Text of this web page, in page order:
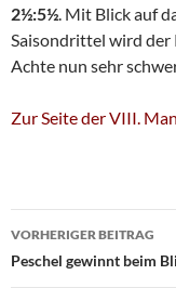
2½:5½. Mit Blick auf
Saisondrittel wird der
Achte nun sehr
Zur Seite der VIII.
VORHERIGER BEITRAG
Peschel gewinnt beim